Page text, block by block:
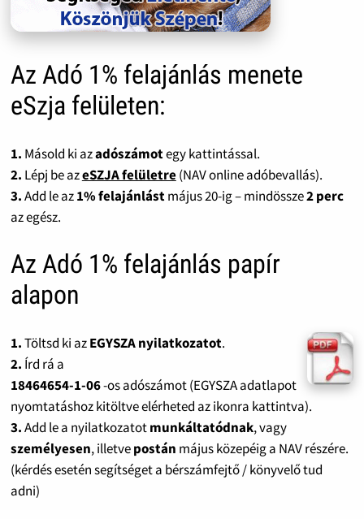
Az Adó 1% felajánlás menete
eSzja felületen:
1. Másold ki azadószámotegy kattintással.
2. Lépj be azeSZJA felületre(NAV online adóbevallás).
3.Add le az1% felajánlástmájus 20-ig – mindössze2 perc
az egész.
Az Adó 1% felajánlás papír
alapon
1.Töltsd ki azEGYSZA nyilatkozatot.
2. Írd rá a
18464654-1-06-os adószámot (EGYSZA adatlapot
nyomtatáshoz kitöltve elérheted az ikonra kattintva).
3.Add le a nyilatkozatotmunkáltatódnak, vagy
személyesen, illetvepostán május közepéig a NAV részére.
(kérdés esetén segítséget a bérszámfejtő / könyvelő tud
adni)